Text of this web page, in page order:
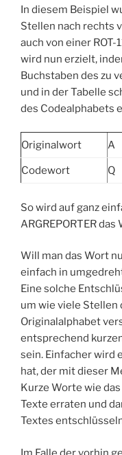
In diesem Beispiel
Stellen nach rechts
auch von einer ROT-
wird nun erzielt,
Buchstaben des zu
und in der Tabelle
des Codealphabets
Originalwort A
Codewort Q
So wird auf ganz
ARGREPORTER das
Will man das Wort
einfach in
Eine solche
um wie viele Stellen
Originalalphabet
entsprechend
sein. Einfacher wird
hat, der mit dieser
Kurze Worte wie
Texte erraten und
Textes